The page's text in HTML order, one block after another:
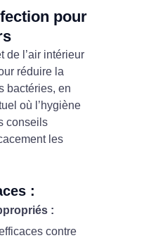
pour
de l’air intérieur
réduire la
bactéries, en
où l’hygiène
conseils
les
:
:
contre